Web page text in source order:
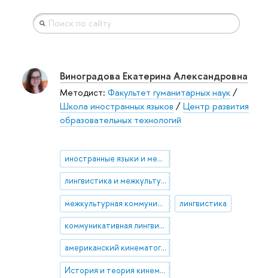
Виноградова Екатерина Александровна
Методист: Факультет гуманитарных наук/
Школа иностранных языков /Центр развития
образовательных технологий
иностранные языки и межкультурная коммуникация
лингвистика и межкультурная коммуникация
межкультурная коммуникация лингвистика
коммуникативная лингвистика
американский кинематограф
История и теория кинематографа